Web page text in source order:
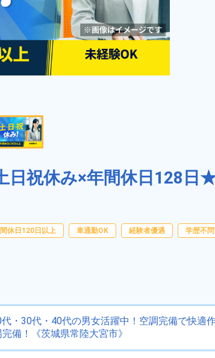
祝休み×年間休日128日
休日120日以上 車通勤OK 経験者優遇 学歴不問
・30代・40代の男女活躍中！空調完備で快適
！《茨城県常陸大宮市》
寮費無料 男性活躍中
女性活躍中 社会保険完備
キープする